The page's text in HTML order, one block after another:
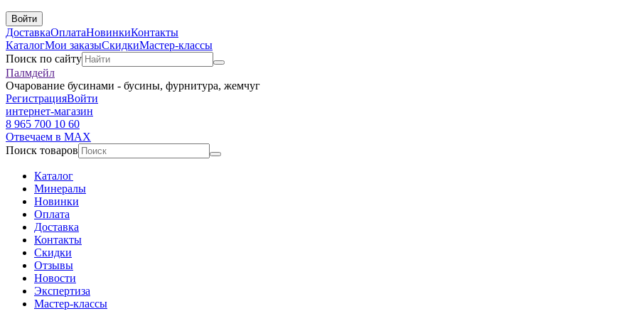
Войти
ДоставкаОплатаНовинкиКонтакты
КаталогМои заказыСкидкиМастер-классы
Поиск по сайту
Палмдейл
Очарование бусинами - бусины, фурнитура, жемчуг
РегистрацияВойти
интернет-магазин
8 965 700 10 60
Отвечаем в MAX
Поиск товаров
Каталог
Минералы
Новинки
Оплата
Доставка
Контакты
Скидки
Отзывы
Новости
Экспертиза
Мастер-классы